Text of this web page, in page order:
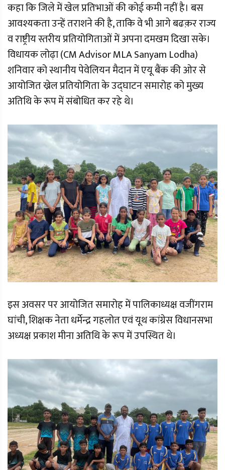
कहा कि जिले में खेल प्रतिभाओं की कोई कमी नहीं है। बस
आवश्यकता उन्हें तराशने की है, ताकि वे भी आगे बढक़र राज्य
व राष्ट्रीय स्तरीय प्रतियोगिताओं में अपना दमखम दिखा सके।
विधायक लोढ़ा (CM Advisor MLA Sanyam Lodha)
शनिवार को स्थानीय पेवेलियन मैदान में एयू बैंक की ओर से
आयोजित ख्रेल प्रतियोगिता के उद्घाटन समारोह को मुख्य
अतिथि के रूप में संबोधित कर रहे थे।
इस अवसर पर आयोजित समारोह में पालिकाध्यक्ष वजींगराम
घांची, शिक्षक नेता धर्मेन्द्र गहलोत एवं यूथ कांग्रेस विधानसभा
अध्यक्ष प्रकाश मीना अतिथि के रूप में उपस्थित थे।